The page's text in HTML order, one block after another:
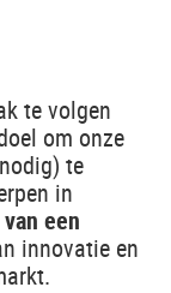
te volgen
om onze
te
in
een
innovatie en